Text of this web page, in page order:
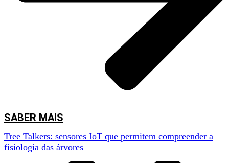
SABER MAIS
Tree Talkers: sensores IoT que permitem compreender a
fisiologia das árvores